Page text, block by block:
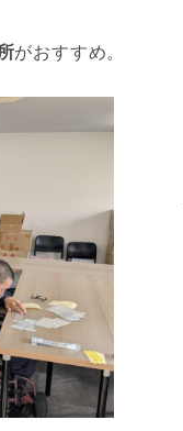
がおすすめ。